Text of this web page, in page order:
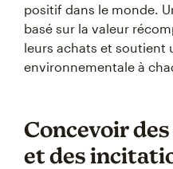
positif dans le monde.
basé sur la valeur
leurs achats et soutient
environnementale à
Concevoir
et des